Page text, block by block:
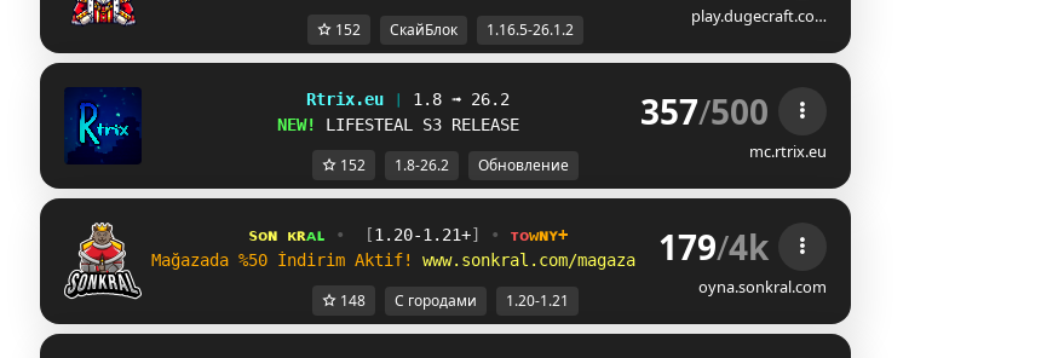
play.dugecraft.co…
152 СкайБлок 1.16.5-26.1.2
Rtrix.eu ❘ 1.8 ➟ 26.2
NEW! LIFESTEAL S3 RELEASE 357/500
mc.rtrix.eu
152 1.8-26.2 Обновление
sᴏɴ ᴋʀᴀʟ • [1.20-1.21+] • ᴛᴏᴡɴʏ+
Mağazada %50 İndirim Aktif! www.sonkral.com/magaza 179/4k
oyna.sonkral.com
148 С городами 1.20-1.21